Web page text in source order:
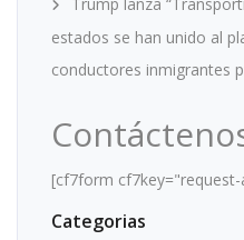
estados se han unido al
conductores inmigrantes
[cf7form
Categorias